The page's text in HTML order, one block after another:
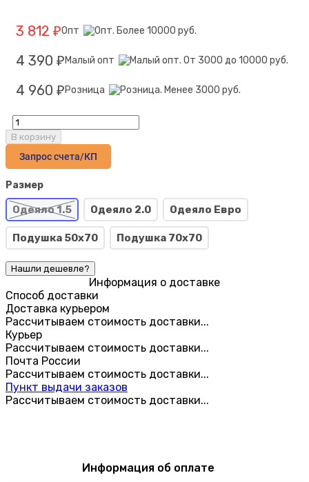
3 812 ₽Опт
4 390 ₽ Малый опт
4 960 ₽ Розница
В корзину
Запрос счета/КП
Размер
Одеяло 1.5 Одеяло 2.0 Одеяло Евро
Подушка 50х70 Подушка 70х70
Информация о доставке
Способ доставки
Доставка курьером
Рассчитываем стоимость доставки...
Курьер
Рассчитываем стоимость доставки...
Почта России
Рассчитываем стоимость доставки...
Пункт выдачи заказов
Рассчитываем стоимость доставки...
Информация об оплате